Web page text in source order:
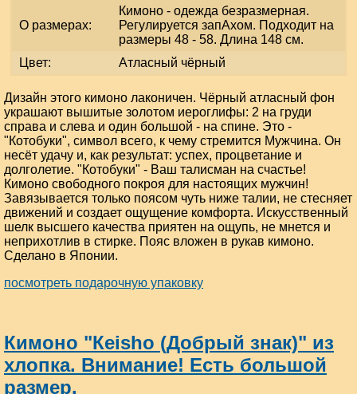
О размерах:
Кимоно - одежда безразмерная.
Регулируется запАхом. Подходит на
размеры 48 - 58. Длина 148 см.
Цвет:
Атласный чёрный
Дизайн этого кимоно лаконичен. Чёрный атласный фон
украшают вышитые золотом иероглифы: 2 на груди
справа и слева и один большой - на спине. Это -
"Котобуки", символ всего, к чему стремится Мужчина. Он
несёт удачу и, как результат: успех, процветание и
долголетие. "Котобуки" - Ваш талисман на счастье!
Кимоно свободного покроя для настоящих мужчин!
Завязывается только поясом чуть ниже талии, не стесняет
движений и создает ощущение комфорта. Искусственный
шелк высшего качества приятен на ощупь, не мнется и
неприхотлив в стирке. Пояс вложен в рукав кимоно.
Сделано в Японии.
посмотреть подарочную упаковку
Кимоно "Кeisho (Добрый знак)" из
хлопка. Внимание! Есть большой
размер.